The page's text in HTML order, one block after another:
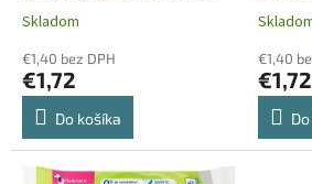
kotúče, OOOPS "Classic",
Skladom
€1,40 bez DPH
€1,72
Do košíka
€1,40
€1,72